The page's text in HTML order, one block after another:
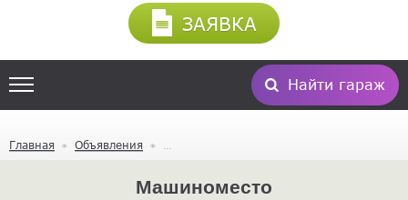
Найти гараж
ЗАЯВКА
Главная Объявления
Машиноместо